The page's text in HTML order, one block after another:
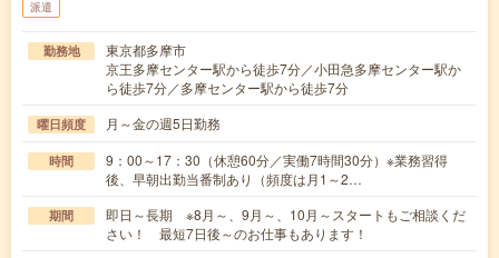
派遣
勤務地
東京都多摩市
京王多摩センター駅から徒歩7分／小田急多摩センター駅か
ら徒歩7分／多摩センター駅から徒歩7分
曜日頻度 月～金の週5日勤務
時間
9：00～17：30（休憩60分／実働7時間30分）※業務習得
後、早朝出勤当番制あり（頻度は月1～2…
期間
即日～長期 ※8月～、9月～、10月～スタートもご相談くだ
さい！ 最短7日後～のお仕事もあります！